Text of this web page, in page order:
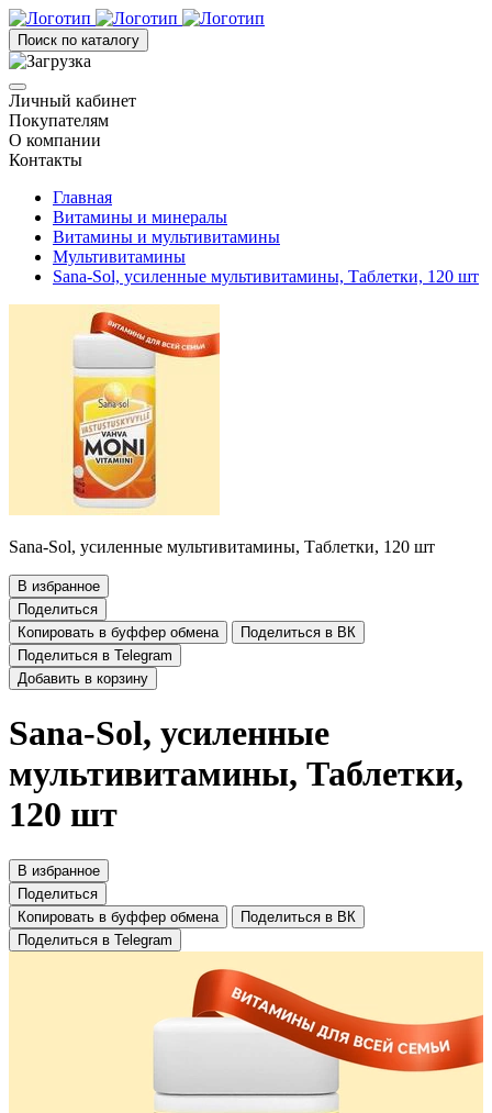
Поиск по каталогу
Личный кабинет
Покупателям
О компании
Контакты
Главная
Витамины и минералы
Витамины и мультивитамины
Мультивитамины
Sana-Sol, усиленные мультивитамины, Таблетки, 120 шт
Sana-Sol, усиленные мультивитамины, Таблетки, 120 шт
В избранное
Поделиться
Копировать в буффер обмена
Поделиться в ВК
Поделиться в Telegram
Добавить в корзину
Sana-Sol, усиленные
мультивитамины, Таблетки,
120 шт
В избранное
Поделиться
Копировать в буффер обмена
Поделиться в ВК
Поделиться в Telegram